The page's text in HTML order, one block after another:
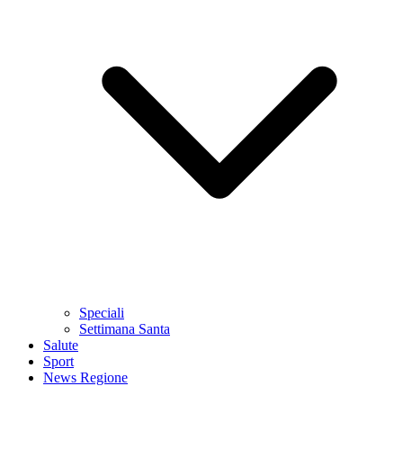
Speciali
Settimana Santa
Salute
Sport
News Regione